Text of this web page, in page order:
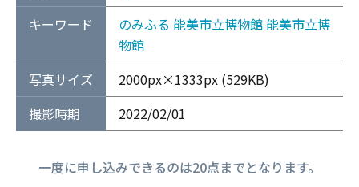
キーワード
のみふる 能美市立博物館能美市立博
物館
写真サイズ
2000px×1333px (529KB)
撮影時期
2022/02/01
一度に申し込みできるのは20点までとなります。